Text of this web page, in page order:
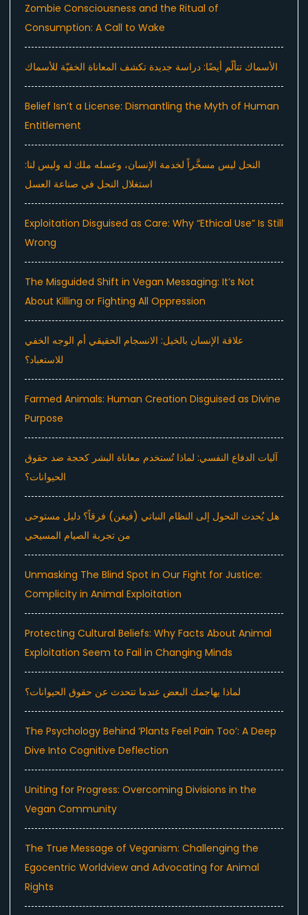
Zombie Consciousness and the Ritual of
Consumption: A Call to Wake
الأسماك تتألّم أيضًا: دراسة جديدة تكشف المعاناة الخفيّة للأسماك
Belief Isn’t a License: Dismantling the Myth of Human
Entitlement
النحل ليس مسخَّراً لخدمة الإنسان، وعسله ملك له وليس لنا:
استغلال النحل في صناعة العسل
Exploitation Disguised as Care: Why “Ethical Use” Is Still
Wrong
The Misguided Shift in Vegan Messaging: It’s Not
About Killing or Fighting All Oppression
علاقة الإنسان بالخيل: الانسجام الحقيقي أم الوجه الخفي
للاستعباد؟
Farmed Animals: Human Creation Disguised as Divine
Purpose
آليات الدفاع النفسي: لماذا تُستخدم معاناة البشر كحجة ضد حقوق
الحيوانات؟
هل يُحدث التحول إلى النظام النباتي (فيغن) فرقاً؟ دليل مستوحى
من تجربة الصيام المسيحي
Unmasking The Blind Spot in Our Fight for Justice:
Complicity in Animal Exploitation
Protecting Cultural Beliefs: Why Facts About Animal
Exploitation Seem to Fail in Changing Minds
لماذا يهاجمك البعض عندما تتحدث عن حقوق الحيوانات؟
The Psychology Behind ‘Plants Feel Pain Too’: A Deep
Dive Into Cognitive Deflection
Uniting for Progress: Overcoming Divisions in the
Vegan Community
The True Message of Veganism: Challenging the
Egocentric Worldview and Advocating for Animal
Rights